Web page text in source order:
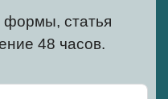
формы, статья
48 часов.